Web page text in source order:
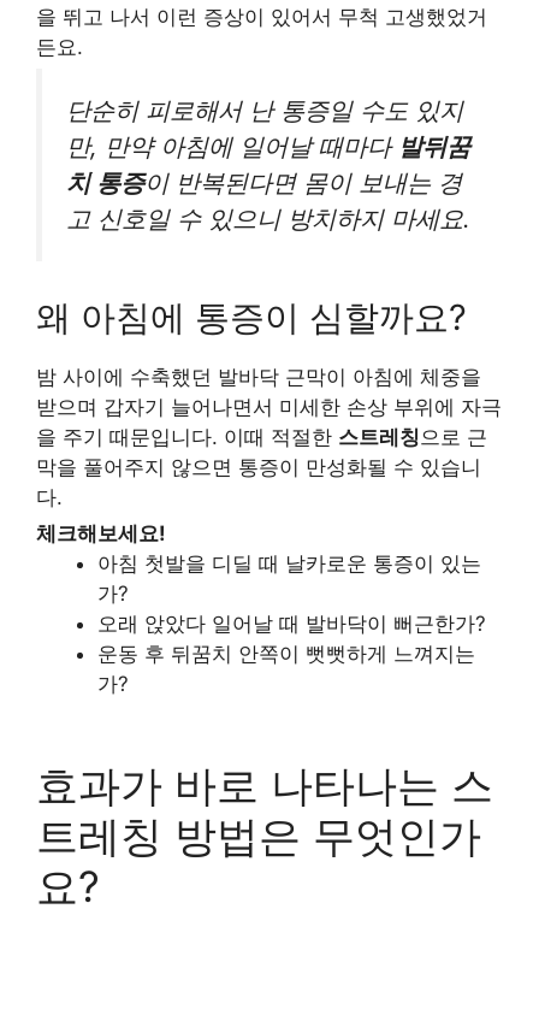
을 뛰고 나서 이런 증상이 있어서 무척 고생했었거
든요.
단순히 피로해서 난 통증일 수도 있지
만, 만약 아침에 일어날 때마다 발뒤꿈
치 통증이 반복된다면 몸이 보내는 경
고 신호일 수 있으니 방치하지 마세요.
왜 아침에 통증이 심할까요?
밤 사이에 수축했던 발바닥 근막이 아침에 체중을
받으며 갑자기 늘어나면서 미세한 손상 부위에 자극
을 주기 때문입니다. 이때 적절한 스트레칭으로 근
막을 풀어주지 않으면 통증이 만성화될 수 있습니
다.
체크해보세요!
아침 첫발을 디딜 때 날카로운 통증이 있는
가?
오래 앉았다 일어날 때 발바닥이 뻐근한가?
운동 후 뒤꿈치 안쪽이 뻣뻣하게 느껴지는
가?
효과가 바로 나타나는 스
트레칭 방법은 무엇인가
요?